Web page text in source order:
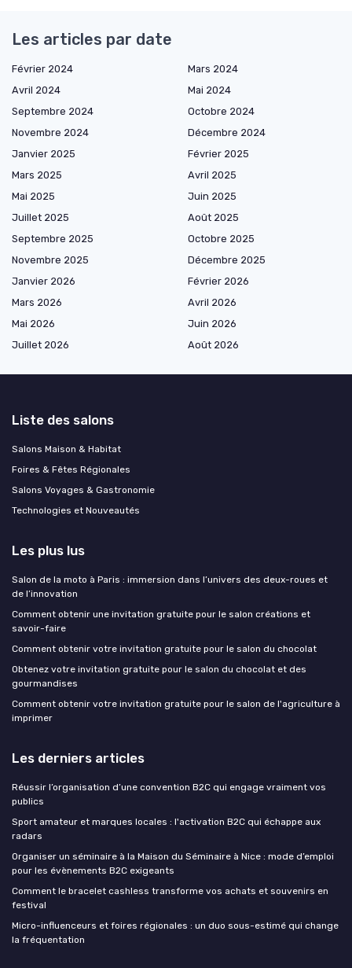
Les articles par date
Février 2024
Mars 2024
Avril 2024
Mai 2024
Septembre 2024
Octobre 2024
Novembre 2024
Décembre 2024
Janvier 2025
Février 2025
Mars 2025
Avril 2025
Mai 2025
Juin 2025
Juillet 2025
Août 2025
Septembre 2025
Octobre 2025
Novembre 2025
Décembre 2025
Janvier 2026
Février 2026
Mars 2026
Avril 2026
Mai 2026
Juin 2026
Juillet 2026
Août 2026
Liste des salons
Salons Maison & Habitat
Foires & Fêtes Régionales
Salons Voyages & Gastronomie
Technologies et Nouveautés
Les plus lus
Salon de la moto à Paris : immersion dans l’univers des deux-roues et
de l’innovation
Comment obtenir une invitation gratuite pour le salon créations et
savoir-faire
Comment obtenir votre invitation gratuite pour le salon du chocolat
Obtenez votre invitation gratuite pour le salon du chocolat et des
gourmandises
Comment obtenir votre invitation gratuite pour le salon de l'agriculture à
imprimer
Les derniers articles
Réussir l’organisation d’une convention B2C qui engage vraiment vos
publics
Sport amateur et marques locales : l'activation B2C qui échappe aux
radars
Organiser un séminaire à la Maison du Séminaire à Nice : mode d’emploi
pour les évènements B2C exigeants
Comment le bracelet cashless transforme vos achats et souvenirs en
festival
Micro-influenceurs et foires régionales : un duo sous-estimé qui change
la fréquentation